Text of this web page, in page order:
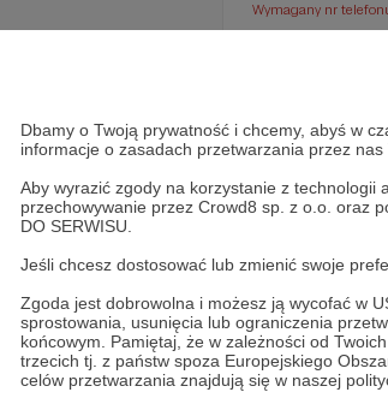
Dbamy o Twoją prywatność i chcemy, abyś w
informacje o zasadach przetwarzania przez nas
Aby wyrazić zgody na korzystanie z
przechowywanie przez Crowd8 sp. z o.o. oraz
DO SERWISU.
Jeśli chcesz dostosować lub zmienić swoje
Zgoda jest dobrowolna i możesz ją wycofać w
sprostowania, usunięcia lub ograniczenia
końcowym. Pamiętaj, że w zależności od
trzecich tj. z państw spoza Europejskiego
celów przetwarzania znajdują się w naszej
Wymagany nr
* Wyrażam
Wigury 16, 02-
umowy
korzystania z
rozwiń zgodę